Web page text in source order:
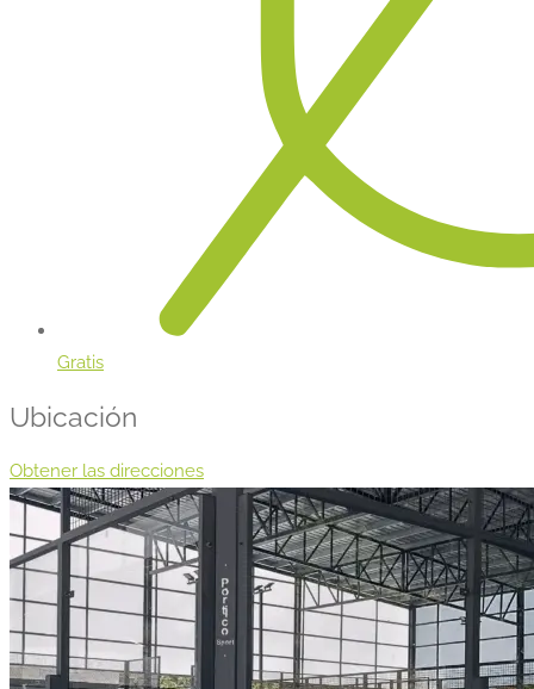
Gratis
Ubicación
Obtener las direcciones